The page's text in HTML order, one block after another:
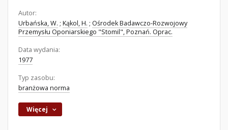
Autor:
Urbańska, W. ; Kąkol, H. ; Ośrodek Badawczo-Rozwojowy
Przemysłu Oponiarskiego "Stomil", Poznań. Oprac.
Data wydania:
1977
Typ zasobu:
branżowa norma
Więcej